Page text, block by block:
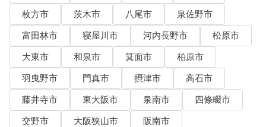
枚方市
茨木市 八尾市
泉佐野市
富田林市
寝屋川市 河内長野市
松原市
大東市
和泉市 箕面市
柏原市
羽曳野市
門真市 摂津市
高石市
藤井寺市
東大阪市 泉南市
四條畷市
交野市
大阪狭山市
阪南市